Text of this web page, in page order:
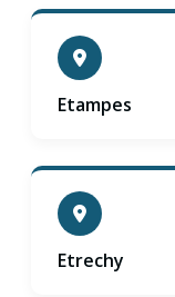
Etampes
Etrechy